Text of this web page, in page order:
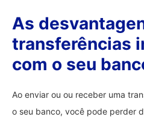
As
transferências
com o seu
Ao enviar ou ou receber uma
o seu banco, você pode perder